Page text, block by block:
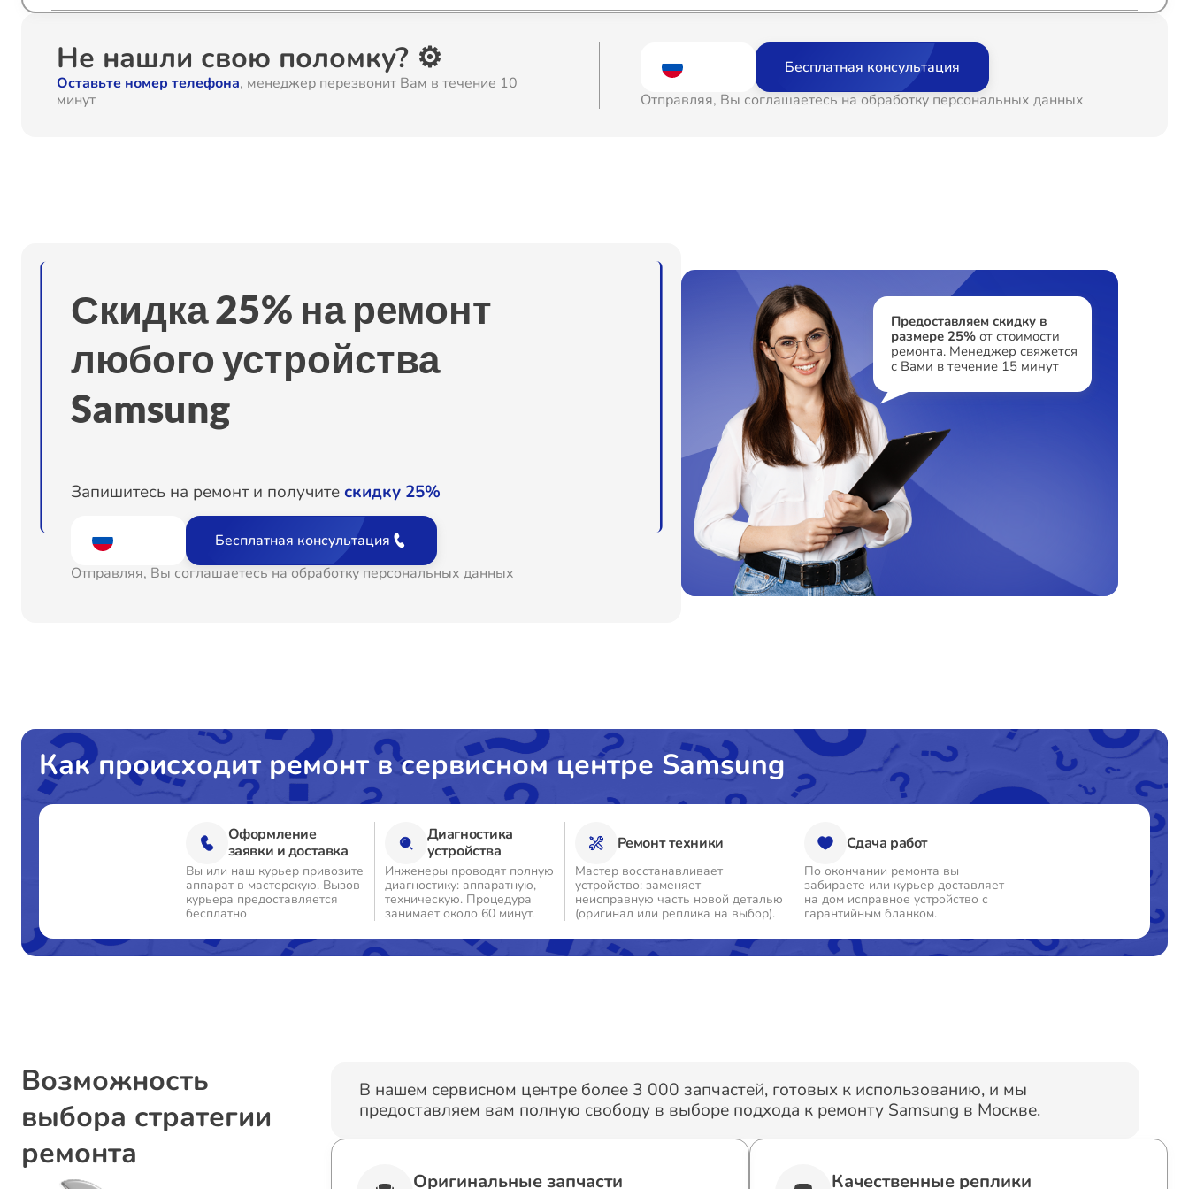
Замена разъема питания от 60 минут от 700₽
Ремонт кнопки от 60 минут
Не нашли свою поломку? ⚙️
Оставьте номер телефона, менеджер перезвонит Вам в течение 10
минут
Бесплатная консультация
Отправляя, Вы соглашаетесь на обработку персональных данных
Скидка 25% на ремонт
любого устройства
Samsung
Запишитесь на ремонт и получитескидку 25%
Бесплатная консультация
Отправляя, Вы соглашаетесь на обработку персональных данных
Предоставляем скидку в
размере 25% от стоимости
ремонта. Менеджер свяжется
с Вами в течение 15 минут
Как происходит ремонт в сервисном центре Samsung
Оформление
заявки и доставка
Вы или наш курьер привозите
аппарат в мастерскую. Вызов
курьера предоставляется
бесплатно
Диагностика
устройства
Инженеры проводят полную
диагностику: аппаратную,
техническую. Процедура
занимает около 60 минут.
Ремонт техники
Мастер восстанавливает
устройство: заменяет
неисправную часть новой деталью
(оригинал или реплика на выбор).
Сдача работ
По окончании ремонта вы
забираете или курьер доставляет
на дом исправное устройство с
гарантийным бланком.
Возможность
выбора стратегии
ремонта
В нашем сервисном центре более 3 000 запчастей, готовых к использованию, и мы
предоставляем вам полную свободу в выборе подхода к ремонту Samsung в Москве.
Оригинальные запчасти Качественные реплики